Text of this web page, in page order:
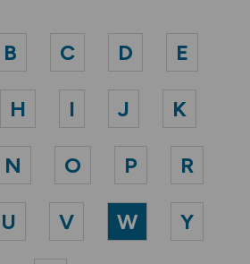
B C D E
H I J K
N O P R
U V W Y